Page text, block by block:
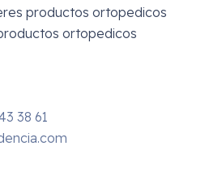
productos ortopedicos
ortopedicos
38 61